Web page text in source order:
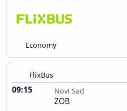
Economy
FlixBus
09:15 Novi Sad
ZOB